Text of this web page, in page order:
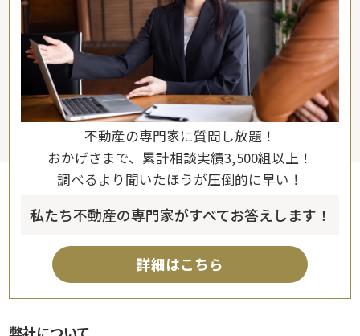
不動産の専門家に質問し放題！
おかげさまで、累計相談実績3,500組以上！
調べるより聞いたほうが圧倒的に早い！
私たち不動産の専門家がすべてお答えします！
詳細はこちら